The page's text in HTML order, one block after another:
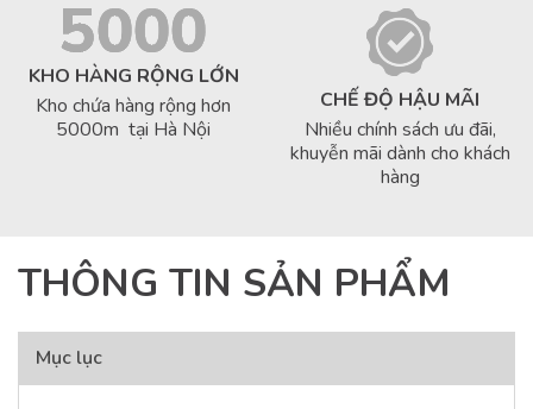
KHO HÀNG RỘNG LỚN
Kho chứa hàng rộng hơn
5000m tại Hà Nội
CHẾ ĐỘ HẬU MÃI
Nhiều chính sách ưu đãi,
khuyễn mãi dành cho khách
hàng
THÔNG TIN SẢN PHẨM
Mục lục